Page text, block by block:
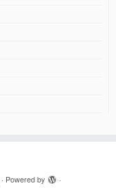
· Powered by ·